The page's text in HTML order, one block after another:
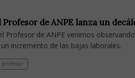
de ANPE lanza un
Profesor de ANPE venimos
incremento de las bajas laborales.
profesor